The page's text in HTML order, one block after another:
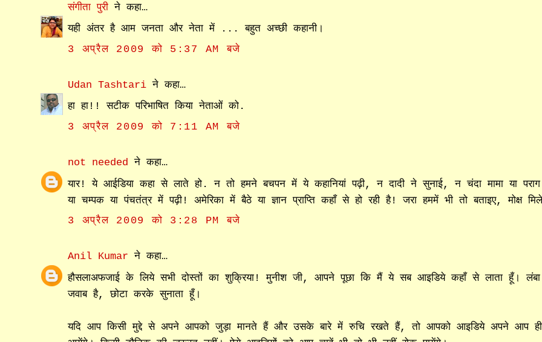
संगीता पुरीने कहा…
यही अंतर है आम जनता और नेता में ... बहुत अच्‍छी कहानी।
3 अप्रैल 2009 को 5:37 AM बजे
Udan Tashtari ने कहा…
हा हा!! सटीक परिभाषित किया नेताओं को.
3 अप्रैल 2009 को 7:11 AM बजे
not needed ने कहा…
यार! ये आईडिया कहा से लाते हो. न तो हमने बचपन में ये कहानियां पढ़ी, न दादी ने सुनाई, न चंदा मामा या पराग
या चम्पक या पंचतंत्र में पढ़ी! अमेरिका में बैठे या ज्ञान प्राप्ति कहाँ से हो रही है! जरा हममें भी तो बताइए, मोक्ष
3 अप्रैल 2009 को 3:28 PM बजे
Anil Kumar ने कहा…
हौसलाअफजाई के लिये सभी दोस्तों का शुक्रिया! मुनीश जी, आपने पूछा कि मैं ये सब आइडिये कहाँ से लाता हूँ। लंबा
जवाब है, छोटा करके सुनाता हूँ।
यदि आप किसी मुद्दे से अपने आपको जुड़ा मानते हैं और उसके बारे में रुचि रखते हैं, तो आपको आइडिये अपने आप ही